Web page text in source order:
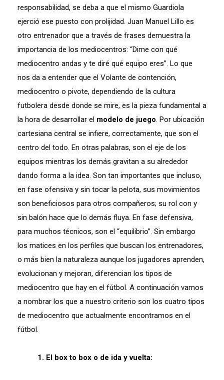
responsabilidad, se deba a que el mismo Guardiola
ejerció ese puesto con prolijidad. Juan Manuel Lillo es
otro entrenador que a través de frases demuestra la
importancia de los mediocentros: “Dime con qué
mediocentro andas y te diré qué equipo eres”. Lo que
nos da a entender que el Volante de contención,
mediocentro o pivote, dependiendo de la cultura
futbolera desde donde se mire, es la pieza fundamental a
la hora de desarrollar el modelo de juego . Por ubicación
cartesiana central se infiere, correctamente, que son el
centro del todo. En otras palabras, son el eje de los
equipos mientras los demás gravitan a su alrededor
dando forma a la idea. Son tan importantes que incluso,
en fase ofensiva y sin tocar la pelota, sus movimientos
son beneficiosos para otros compañeros; su rol con y
sin balón hace que lo demás fluya. En fase defensiva,
para muchos técnicos, son el “equilibrio”. Sin embargo
los matices en los perfiles que buscan los entrenadores,
o más bien la naturaleza aunque los jugadores aprenden,
evolucionan y mejoran, diferencian los tipos de
mediocentro que hay en el fútbol. A continuación vamos
a nombrar los que a nuestro criterio son los cuatro tipos
de mediocentro que actualmente encontramos en el
fútbol.
1. El box to box o de ida y vuelta: